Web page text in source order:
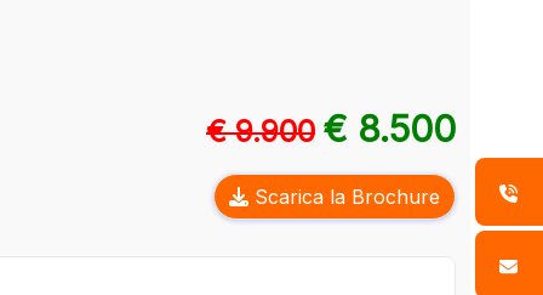
€ 9.900 € 8.500
Scarica la Brochure